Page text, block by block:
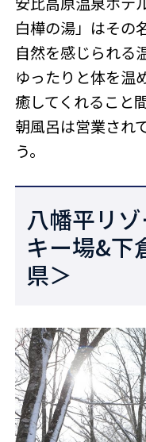
白樺の湯」はその
自然を感じられる
ゆったりと体を温
癒してくれること
朝風呂は営業され
う。
八幡平リ
キー場&下
県＞